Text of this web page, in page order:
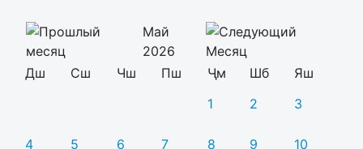
Май
2026
Дш
Сш Чш Пш Ҷм Шб
Яш
1
2 3
4 5 6 7 8 9 10